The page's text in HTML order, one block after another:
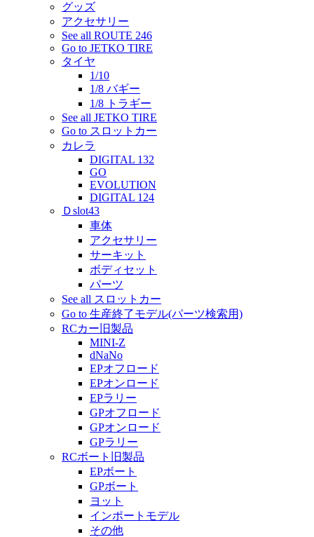
グッズ
アクセサリー
See all ROUTE 246
Go to JETKO TIRE
タイヤ
1/10
1/8 バギー
1/8 トラギー
See all JETKO TIRE
Go to スロットカー
カレラ
DIGITAL 132
GO
EVOLUTION
DIGITAL 124
Ｄslot43
車体
アクセサリー
サーキット
ボディセット
パーツ
See all スロットカー
Go to 生産終了モデル(パーツ検索用)
RCカー旧製品
MINI-Z
dNaNo
EPオフロード
EPオンロード
EPラリー
GPオフロード
GPオンロード
GPラリー
RCボート旧製品
EPボート
GPボート
ヨット
インポートモデル
その他